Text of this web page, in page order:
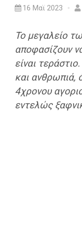
16 Μαϊ 2023
Το μεγαλείο
αποφασίζουν
είναι
και ανθρωπιά,
4χρονου
εντελώς